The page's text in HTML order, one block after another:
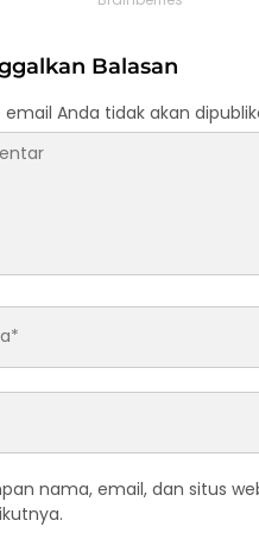
Balasan
Anda tidak akan
nama, email, dan situs